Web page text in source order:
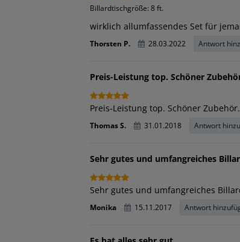
Billardtischgröße: 8 ft.
wirklich allumfassendes Set für
Thorsten P. 28.03.2022 Antwort
Preis-Leistung top. Schöner
Preis-Leistung top. Schöner Zubehör.
Thomas S. 31.01.2018 Antwort
Sehr gutes und umfangreiches
Sehr gutes und umfangreiches
Monika 15.11.2017 Antwort